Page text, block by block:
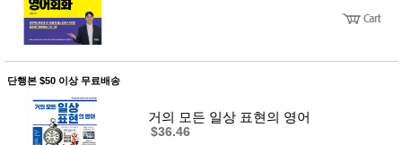
단행본 $50 이상 무료배송
거의 모든 일상 표현의 영어
$36.46